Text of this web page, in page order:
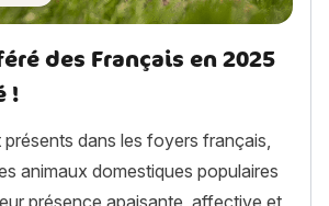
des Français en 2025
!
présents dans les foyers français,
animaux domestiques populaires
présence apaisante, affective et